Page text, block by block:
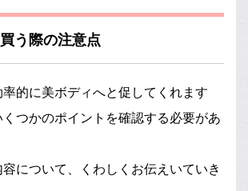
う際の注意点
的に美ボディへと促してくれます
つかのポイントを確認する必要があ
について、くわしくお伝えいていき